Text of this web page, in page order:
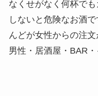
なくせがなく何杯で
しないと危険なお酒
んどが女性からの注
男性・居酒屋・BAR・